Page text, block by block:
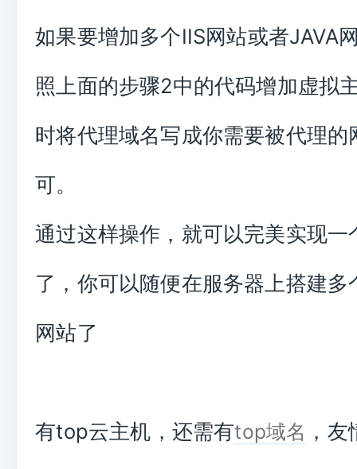
如果要增加多个IIS网站或者JAVA
照上面的步骤2中的代码增加虚拟
时将代理域名写成你需要被代理的
可。
通过这样操作，就可以完美实现一
了，你可以随便在服务器上搭建多
网站了
有top云主机，还需有top域名 ，